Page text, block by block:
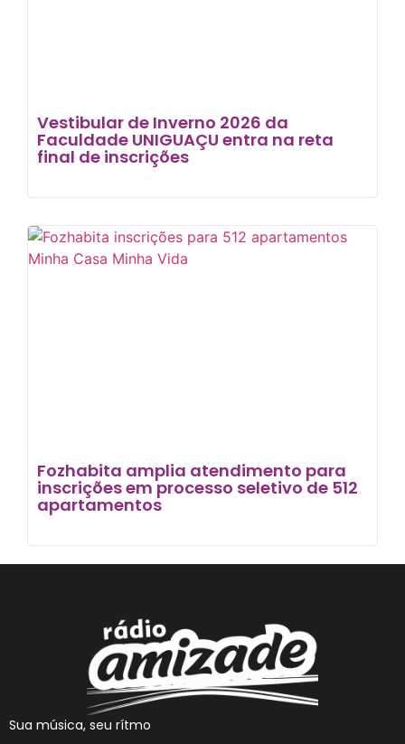
Vestibular de Inverno 2026 da
Faculdade UNIGUAÇU entra na reta
final de inscrições
Fozhabita amplia atendimento para
inscrições em processo seletivo de 512
apartamentos
Sua música, seu rítmo